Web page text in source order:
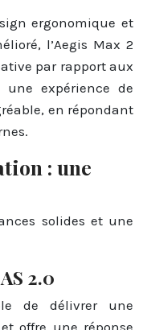
ergonomique et
l’Aegis Max 2
par rapport aux
une expérience de
en répondant
: une
solides et une
2.0
de délivrer une
offre une réponse